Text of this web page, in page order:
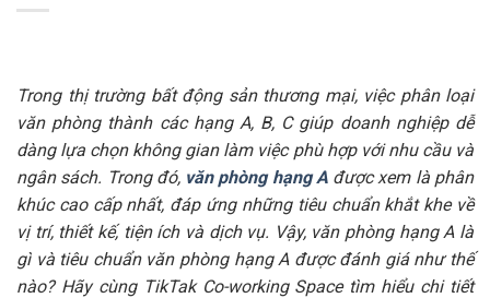
Trong thị trường bất động sản thương mại, việc phân loại
văn phòng thành các hạng A, B, C giúp doanh nghiệp dễ
dàng lựa chọn không gian làm việc phù hợp với nhu cầu và
ngân sách. Trong đó, văn phòng hạng Ađược xem là phân
khúc cao cấp nhất, đáp ứng những tiêu chuẩn khắt khe về
vị trí, thiết kế, tiện ích và dịch vụ. Vậy, văn phòng hạng A là
gì và tiêu chuẩn văn phòng hạng A được đánh giá như thế
nào? Hãy cùng TikTak Co-working Space tìm hiểu chi tiết